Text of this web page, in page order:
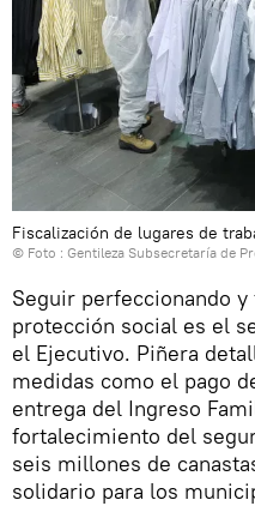
Fiscalización de lugares de
© Foto : Gentileza Subsecretaría de
Seguir perfeccionando
protección social es el
el Ejecutivo. Piñera
medidas como el pago
entrega del Ingreso
fortalecimiento del
seis millones de
solidario para los